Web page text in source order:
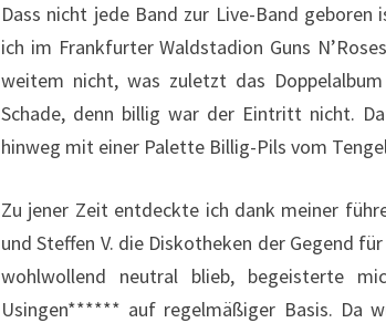
Dass nicht jede Band zur Live-Band
ich im Frankfurter Waldstadion Guns
weitem nicht, was zuletzt das
Schade, denn billig war der Eintritt nicht.
hinweg mit einer Palette Billig-Pils vom
Zu jener Zeit entdeckte ich dank meiner
und Steffen V. die Diskotheken der Gegend
wohlwollend neutral blieb, begeisterte
Usingen****** auf regelmäßiger Basis. Da